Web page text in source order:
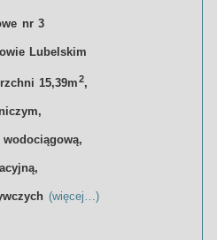
nr 3
Lubelskim
15,39m2,
(więcej…)